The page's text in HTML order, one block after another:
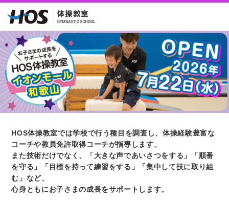
HOS体操教室では学校で行う種目を調査し、体操経験豊富な
コーチや教員免許取得コーチが指導します。
また技術だけでなく、「大きな声であいさつをする」「順番
を守る」「目標を持って練習をする」「集中して技に取り組
む」など、
心身ともにお子さまの成長をサポートします。